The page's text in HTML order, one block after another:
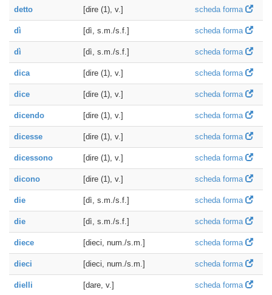
detto [dire (1), v.] scheda forma
dì [dì, s.m./s.f.] scheda forma
dì [dì, s.m./s.f.] scheda forma
dica [dire (1), v.] scheda forma
dice [dire (1), v.] scheda forma
dicendo [dire (1), v.] scheda forma
dicesse [dire (1), v.] scheda forma
dicessono [dire (1), v.] scheda forma
dicono [dire (1), v.] scheda forma
die [dì, s.m./s.f.] scheda forma
die [dì, s.m./s.f.] scheda forma
diece [dieci, num./s.m.] scheda forma
dieci [dieci, num./s.m.] scheda forma
dielli [dare, v.] scheda forma